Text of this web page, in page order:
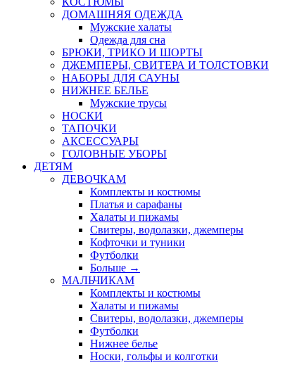
ДОМАШНЯЯ ОДЕЖДА
Мужские халаты
Одежда для сна
БРЮКИ, ТРИКО И ШОРТЫ
ДЖЕМПЕРЫ, СВИТЕРА И ТОЛСТОВКИ
НАБОРЫ ДЛЯ САУНЫ
НИЖНЕЕ БЕЛЬЕ
Мужские трусы
НОСКИ
ТАПОЧКИ
АКСЕССУАРЫ
ГОЛОВНЫЕ УБОРЫ
ДЕТЯМ
ДЕВОЧКАМ
Комплекты и костюмы
Платья и сарафаны
Халаты и пижамы
Свитеры, водолазки, джемперы
Кофточки и туники
Футболки
Больше →
МАЛЬЧИКАМ
Комплекты и костюмы
Халаты и пижамы
Свитеры, водолазки, джемперы
Футболки
Нижнее белье
Носки, гольфы и колготки